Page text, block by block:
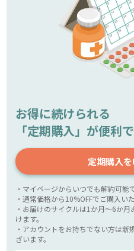
お得に続けられる
「定期購入」が便利で
定期購入
・マイページからいつでも解約可能で
・通常価格から10%OFFでご購入い
・お届けのサイクルは1か月～6か
けます。
・アカウントをお持ちでない方は
ざいます。